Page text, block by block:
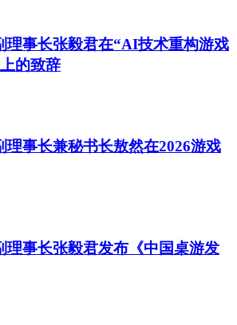
理事长张毅君在“AI技术重构游戏
的致辞
理事长兼秘书长敖然在2026游戏
理事长张毅君发布《中国桌游发